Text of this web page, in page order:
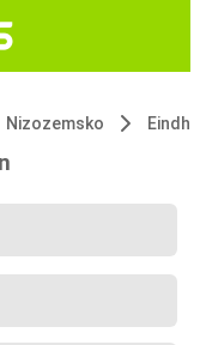
Nizozemsko